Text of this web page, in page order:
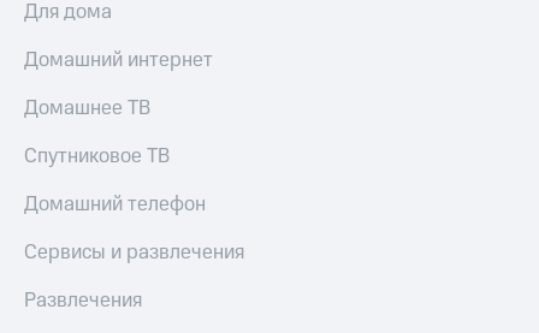
Для дома
Домашний интернет
Домашнее ТВ
Спутниковое ТВ
Домашний телефон
Сервисы и развлечения
Развлечения